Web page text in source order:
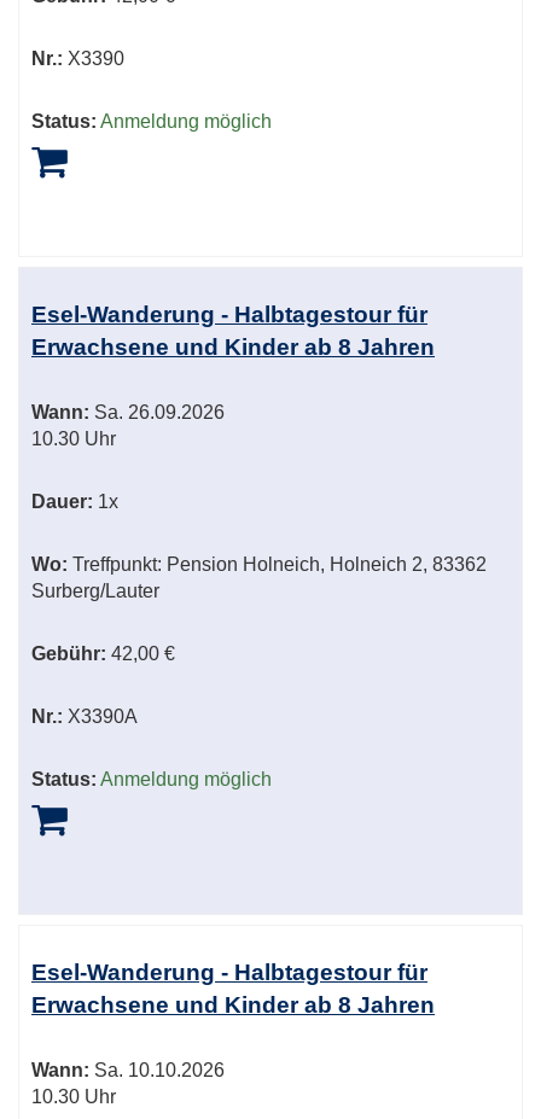
Nr.: X3390
Status: Anmeldung möglich
Esel-Wanderung - Halbtagestour für
Erwachsene und Kinder ab 8 Jahren
Wann: Sa. 26.09.2026
10.30 Uhr
Dauer: 1x
Wo: Treffpunkt: Pension Holneich, Holneich 2, 83362
Surberg/Lauter
Gebühr: 42,00 €
Nr.: X3390A
Status: Anmeldung möglich
Esel-Wanderung - Halbtagestour für
Erwachsene und Kinder ab 8 Jahren
Wann: Sa. 10.10.2026
10.30 Uhr